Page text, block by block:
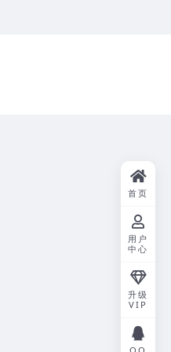
首页
用户
中心
升级
VIP